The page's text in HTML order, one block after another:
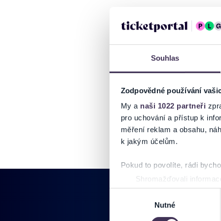
Souhlas
Zodpovědné používání
My a naši 1022 partneři
pro uchování a přístup k
měření reklam a obsahu,
k jakým účelům.
Pokud to povolíte, rádi
Shromažďovali
Identifikovali vaše
Zjistěte více o tom, jak
můžete kdykoliv změnit
Nutné